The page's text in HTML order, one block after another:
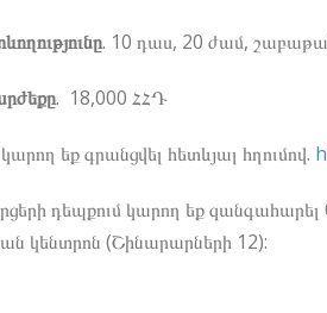
. 10 դաս, 20 ժամ,
. 18,000 ՀՀԴ
եք գրանցվել հետևյալ հղումով.
դեպքում կարող եք
կենտրոն (Շինարարների 12):